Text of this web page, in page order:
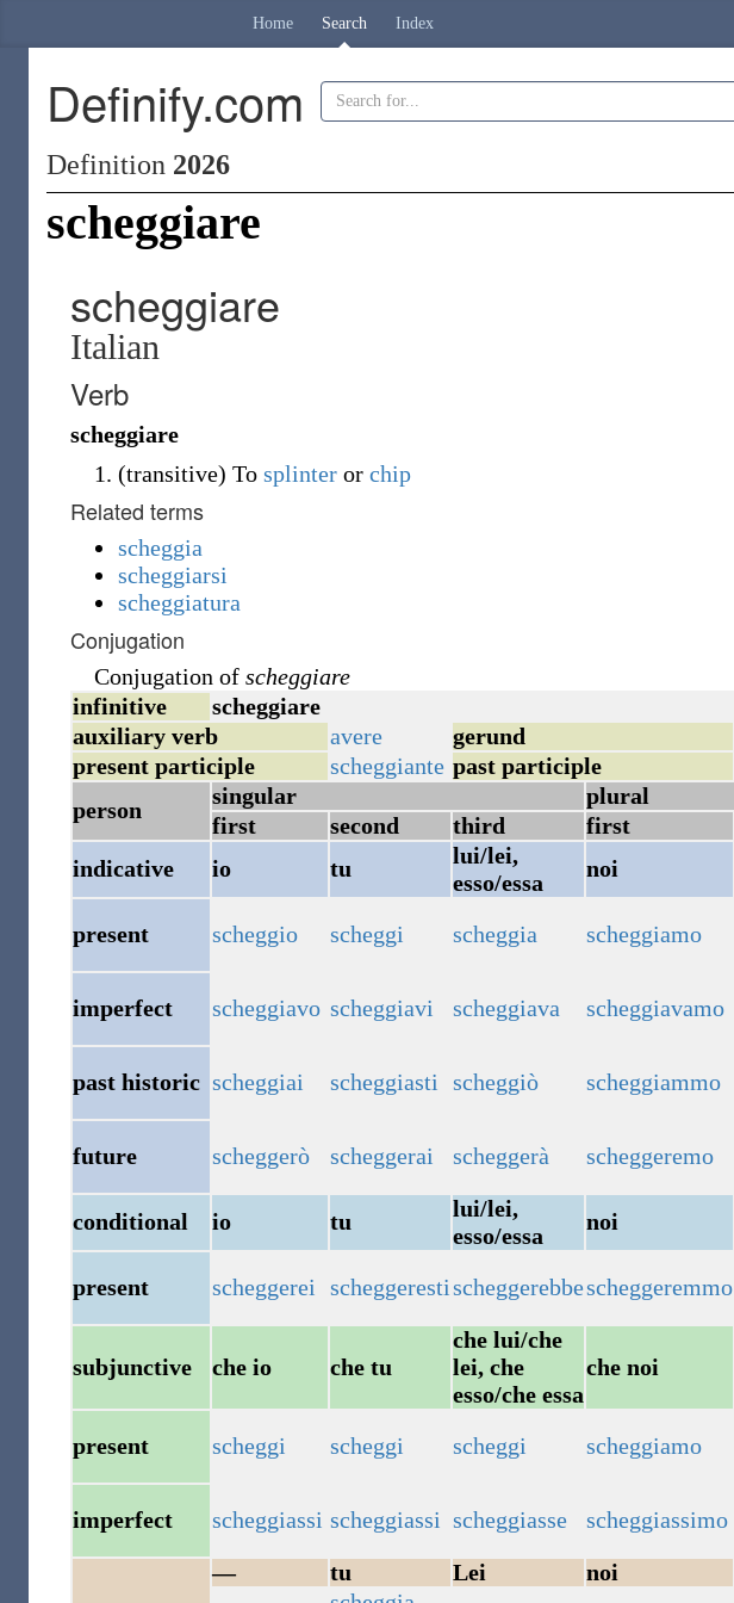
Home Search Index
Definify.com
Definition 2026
scheggiare
scheggiare
Italian
Verb
scheggiare
(transitive) To splinter or chip
Related terms
scheggia
scheggiarsi
scheggiatura
Conjugation
Conjugation of scheggiare
infinitive
scheggiare
auxiliary verb
avere gerund
present participle
scheggiante past participle
person
singular
plural
first
second third first
indicative
io tu
lui/lei,
esso/essa
noi
present scheggio scheggi scheggia scheggiamo
imperfect scheggiavo scheggiavi scheggiava scheggiavamo
past historic scheggiai scheggiasti scheggiò scheggiammo
future scheggerò scheggerai scheggerà scheggeremo
conditional io tu
lui/lei,
esso/essa
noi
present scheggerei scheggerestischeggerebbescheggeremmo
subjunctive che io che tu
che lui/che
lei, che
esso/che essa
che noi
present scheggi scheggi scheggi scheggiamo
imperfect scheggiassi scheggiassi scheggiasse scheggiassimo
— tu Lei noi